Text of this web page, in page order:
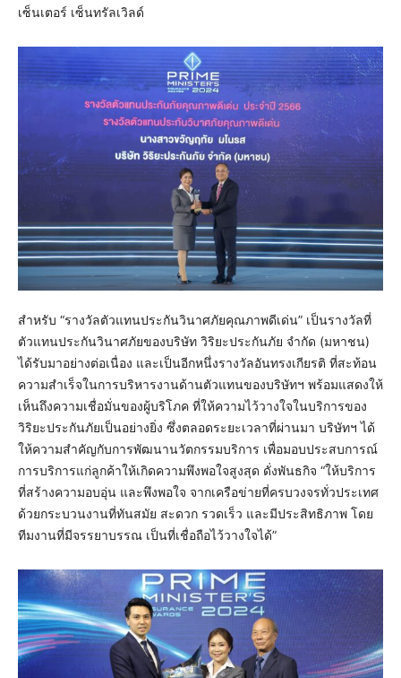
เซ็นเตอร์ เซ็นทรัลเวิลด์
สำหรับ “รางวัลตัวแทนประกันวินาศภัยคุณภาพดีเด่น” เป็นรางวัลที่
ตัวแทนประกันวินาศภัยของบริษัท วิริยะประกันภัย จำกัด (มหาชน)
ได้รับมาอย่างต่อเนื่อง และเป็นอีกหนึ่งรางวัลอันทรงเกียรติ ที่สะท้อน
ความสำเร็จในการบริหารงานด้านตัวแทนของบริษัทฯ พร้อมแสดงให้
เห็นถึงความเชื่อมั่นของผู้บริโภค ที่ให้ความไว้วางใจในบริการของ
วิริยะประกันภัยเป็นอย่างยิ่ง ซึ่งตลอดระยะเวลาที่ผ่านมา บริษัทฯ ได้
ให้ความสำคัญกับการพัฒนานวัตกรรมบริการ เพื่อมอบประสบการณ์
การบริการแก่ลูกค้าให้เกิดความพึงพอใจสูงสุด ดั่งพันธกิจ “ให้บริการ
ที่สร้างความอบอุ่น และพึงพอใจ จากเครือข่ายที่ครบวงจรทั่วประเทศ
ด้วยกระบวนงานที่ทันสมัย สะดวก รวดเร็ว และมีประสิทธิภาพ โดย
ทีมงานที่มีจรรยาบรรณ เป็นที่เชื่อถือไว้วางใจได้”